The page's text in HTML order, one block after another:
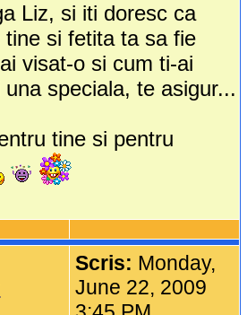
Liz, si iti doresc ca
tine si fetita ta sa fie
visat-o si cum ti-ai
speciala, te asigur...
tine si pentru
Scris: Monday,
June 22, 2009